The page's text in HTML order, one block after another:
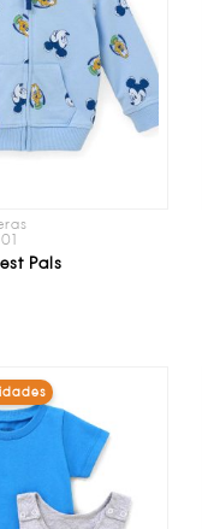
Pals